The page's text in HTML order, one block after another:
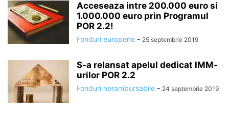
Acceseaza intre 200.000 euro si
1.000.000 euro prin Programul
POR 2.2!
Fonduri europene - 25 septembrie 2019
S-a relansat apelul dedicat IMM-
urilor POR 2.2
Fonduri nerambursabile - 24 septembrie 2019